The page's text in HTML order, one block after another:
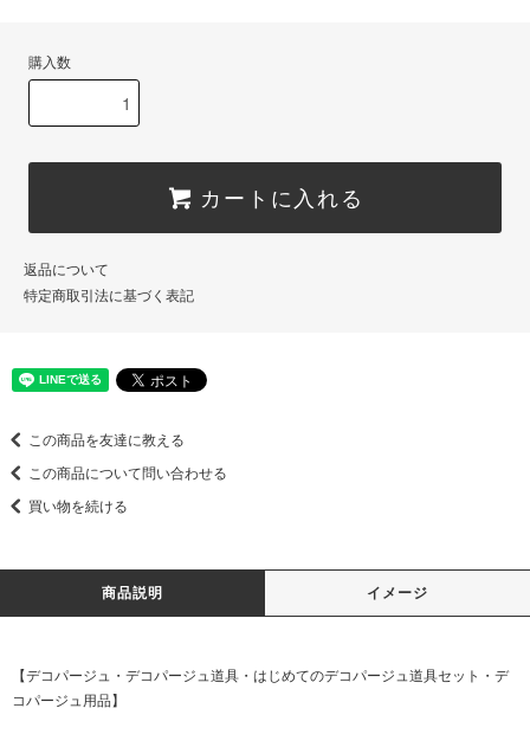
購入数
カートに入れる
返品について
特定商取引法に基づく表記
この商品を友達に教える
この商品について問い合わせる
買い物を続ける
商品説明 イメージ
【デコパージュ・デコパージュ道具・はじめてのデコパージュ道具セット・デ
コパージュ用品】